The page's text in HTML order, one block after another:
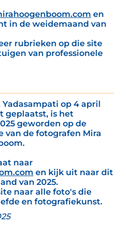
en
in de weidemaand van
rubrieken op die site
van professionele
op 4 april
geplaatst, is het
geworden op de
de fotografen Mira
naar
en kijk uit naar dit
van 2025.
naar alle foto's die
en fotografiekunst.